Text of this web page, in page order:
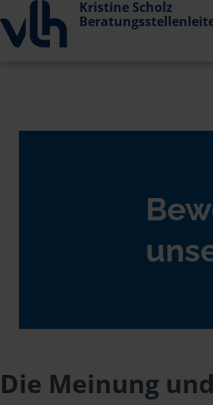
Kristine Scholz
Die Meinung